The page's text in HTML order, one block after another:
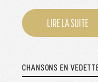
LIRE LA SUITE
CHANSONS EN